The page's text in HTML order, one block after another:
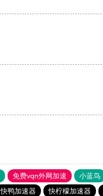
免费vqn外网加速 小蓝鸟
快鸭加速器 快柠檬加速器